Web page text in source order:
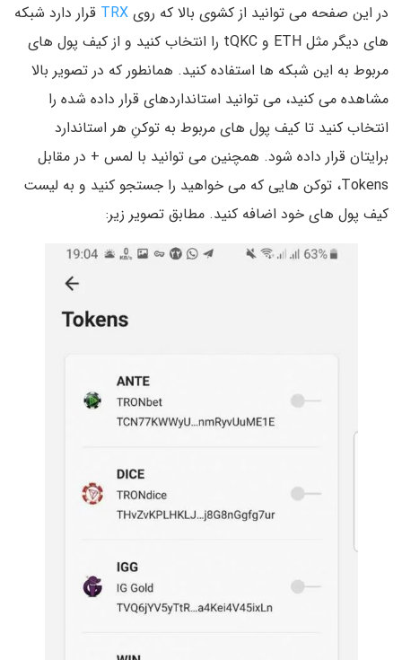
در این صفحه می توانید از کشوی بالا که روی TRX قرار دارد شبکه
های دیگر مثل ETH و tQKC را انتخاب کنید و از کیف پول های
مربوط به این شبکه ها استفاده کنید. همانطور که در تصویر بالا
مشاهده می کنید، می توانید استانداردهای قرار داده شده را
انتخاب کنید تا کیف پول های مربوط به توکنِ هر استاندارد
برایتان قرار داده شود. همچنین می توانید با لمس + در مقابل
Tokens، توکن هایی که می خواهید را جستجو کنید و به لیست
کیف پول های خود اضافه کنید. مطابق تصویر زیر: